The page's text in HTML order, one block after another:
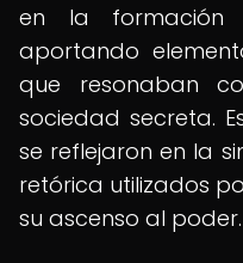
en la formación
aportando
que resonaban
sociedad secreta.
se reflejaron en la
retórica utilizados
su ascenso al poder.